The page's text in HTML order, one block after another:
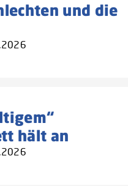
und die
hält an